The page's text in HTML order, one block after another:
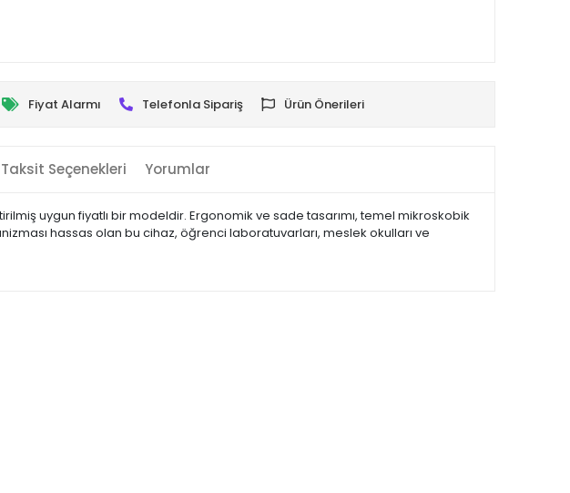
Fiyat Alarmı Telefonla Sipariş Ürün Önerileri
Taksit Seçenekleri Yorumlar
uygun fiyatlı bir modeldir. Ergonomik ve sade tasarımı, temel mikroskobik
hassas olan bu cihaz, öğrenci laboratuvarları, meslek okulları ve